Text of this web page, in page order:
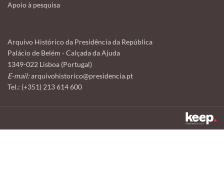
Apoio à pesquisa
Arquivo Histórico da Presidência da República
Palácio de Belém - Calçada da Ajuda
1349-022 Lisboa (Portugal)
E-mail:arquivohistorico@presidencia.pt
Tel.: (+351) 213 614 600